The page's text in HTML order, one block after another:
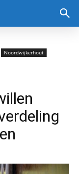
Noordwijkerhout